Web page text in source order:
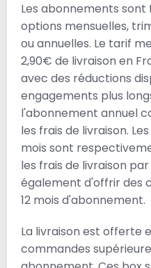
Les abonnements
options mensuelles,
ou annuelles. Le tarif
2,90€ de livraison en
avec des réductions
engagements plus
l'abonnement annuel
les frais de livraison.
mois sont
les frais de livraison
également d'offrir des
12 mois d'abonnement.
La livraison est offerte
commandes